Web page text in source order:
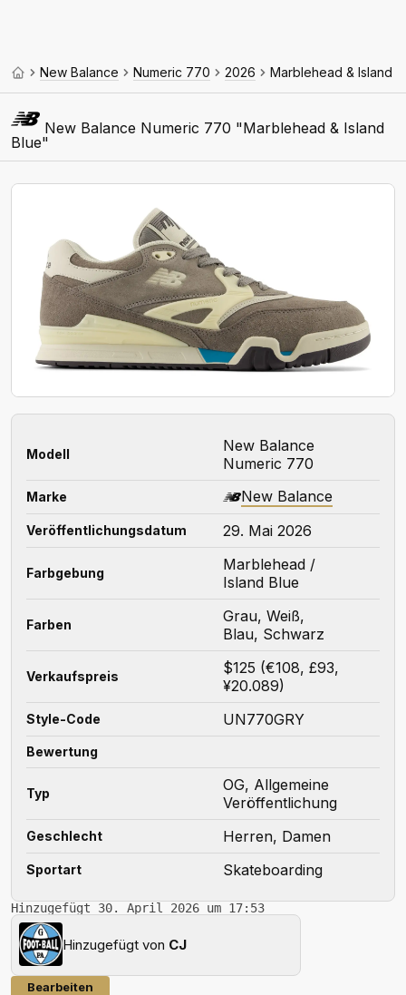
New Balance Numeric 770 2026 Marblehead & Island
New Balance Numeric 770 "Marblehead & Island
Blue"
Modell
New Balance
Numeric 770
Marke New Balance
Veröffentlichungsdatum 29. Mai 2026
Farbgebung
Marblehead /
Island Blue
Farben
Grau, Weiß,
Blau, Schwarz
Verkaufspreis
$125 (€108, £93,
¥20.089)
Style-Code UN770GRY
Bewertung
Typ
OG, Allgemeine
Veröffentlichung
Geschlecht Herren, Damen
Sportart Skateboarding
Hinzugefügt 30. April 2026 um 17:53
Hinzugefügt von CJ
Bearbeiten